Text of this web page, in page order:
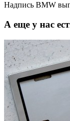
Надпись BMW
А еще у нас